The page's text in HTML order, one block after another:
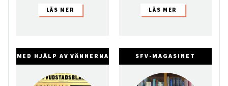
MED HJÄLP AV VÄNNERNA SFV-MAGASINET